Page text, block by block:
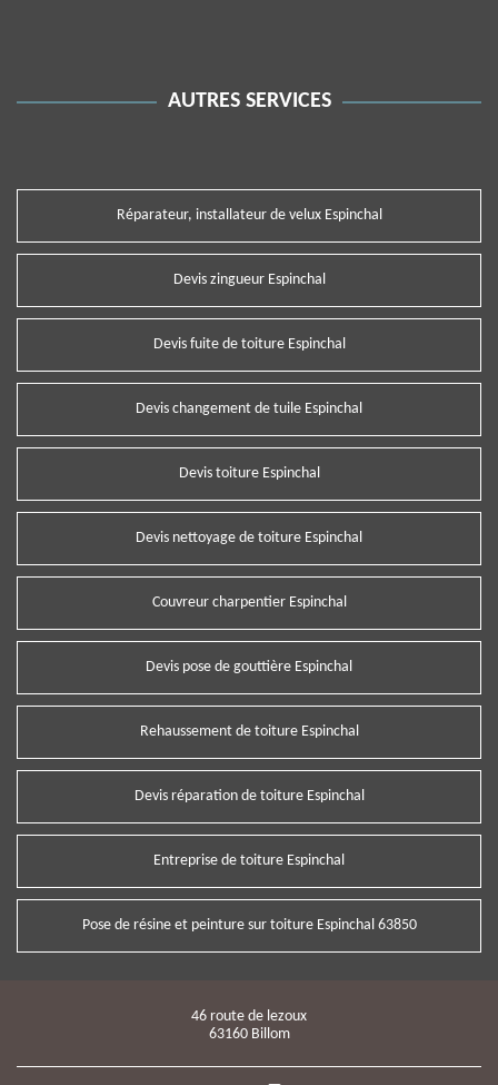
AUTRES SERVICES
Réparateur, installateur de velux Espinchal
Devis zingueur Espinchal
Devis fuite de toiture Espinchal
Devis changement de tuile Espinchal
Devis toiture Espinchal
Devis nettoyage de toiture Espinchal
Couvreur charpentier Espinchal
Devis pose de gouttière Espinchal
Rehaussement de toiture Espinchal
Devis réparation de toiture Espinchal
Entreprise de toiture Espinchal
Pose de résine et peinture sur toiture Espinchal 63850
46 route de lezoux
63160 Billom